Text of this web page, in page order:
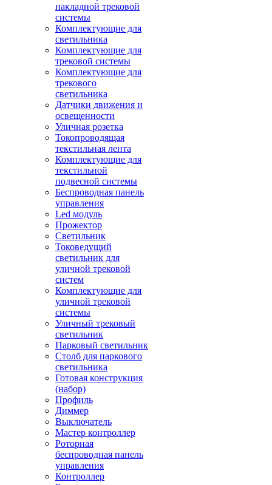
накладной трековой
системы
Комплектующие для
светильника
Комплектующие для
трековой системы
Комплектующие для
трекового
светильника
Датчики движения и
освещенности
Уличная розетка
Токопроводящая
текстильная лента
Комплектующие для
текстильной
подвесной системы
Беспроводная панель
управления
Led модуль
Прожектор
Светильник
Токоведущий
светильник для
уличной трековой
систем
Комплектующие для
уличной трековой
системы
Уличный трековый
светильник
Парковый светильник
Столб для паркового
светильника
Готовая конструкция
(набор)
Профиль
Диммер
Выключатель
Мастер контроллер
Роторная
беспроводная панель
управления
Контроллер